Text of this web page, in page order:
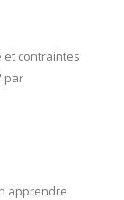
et contraintes
par
apprendre